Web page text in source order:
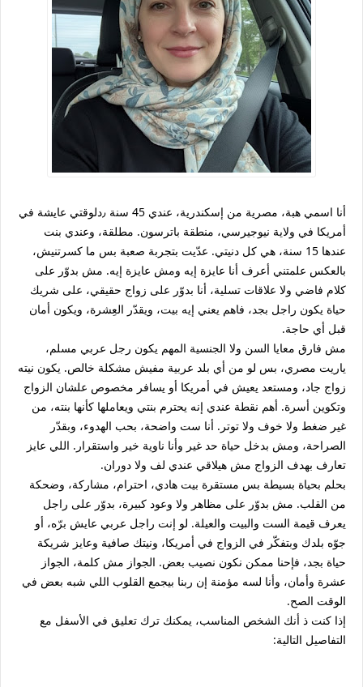
أنا اسمي هبة، مصرية من إسكندرية، عندي 45 سنة ٫دلوقتي عايشة في
أمريكا في ولاية نيوجيرسي، منطقة باترسون. مطلقة، وعندي بنت
عندها 15 سنة، هي كل دنيتي. عدّيت بتجربة صعبة بس ما كسرتنيش،
بالعكس علمتني أعرف أنا عايزة إيه ومش عايزة إيه. مش بدوّر على
كلام فاضي ولا علاقات تسلية، أنا بدوّر على زواج حقيقي، على شريك
حياة يكون راجل بجد، فاهم يعني إيه بيت، ويقدّر العِشرة، ويكون أمان
قبل أي حاجة.
مش فارق معايا السن ولا الجنسية المهم يكون رجل عربي مسلم،
ياريت مصري، بس لو من أي بلد عربية مفيش مشكلة خالص. يكون نيته
زواج جاد، ومستعد يعيش في أمريكا أو يسافر مخصوص علشان الزواج
وتكوين أسرة. أهم نقطة عندي إنه يحترم بنتي ويعاملها كأنها بنته، من
غير ضغط ولا خوف ولا توتر. أنا ست واضحة، بحب الهدوء، وبقدّر
الصراحة، ومش بدخل حياة حد غير وأنا ناوية خير واستقرار. اللي عايز
تعارف بهدف الزواج مش هيلاقي عندي لف ولا دوران.
بحلم بحياة بسيطة بس مستقرة بيت هادي، احترام، مشاركة، وضحكة
من القلب. مش بدوّر على مظاهر ولا وعود كبيرة، بدوّر على راجل
يعرف قيمة الست والبيت والعيلة. لو إنت راجل عربي عايش برّه، أو
جوّه بلدك وبتفكّر في الزواج في أمريكا، ونيتك صافية وعايز شريكة
حياة بجد، فإحنا ممكن نكون نصيب بعض. الجواز مش كلمة، الجواز
عشرة وأمان، وأنا لسه مؤمنة إن ربنا بيجمع القلوب اللي شبه بعض في
الوقت الصح.
إذا كنت ذ أنك الشخص المناسب، يمكنك ترك تعليق في الأسفل مع
التفاصيل التالية: